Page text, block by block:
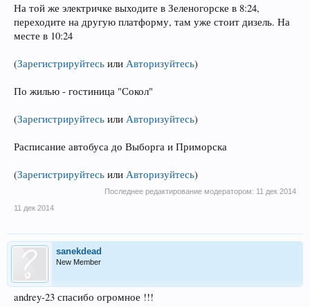
На той же электричке выходите в Зеленогорске в 8:24,
переходите на другую платформу, там уже стоит дизель. На
месте в 10:24
(Зарегистрируйтесь или Авторизуйтесь)
По жилью - гостиница "Сокол"
(Зарегистрируйтесь или Авторизуйтесь)
Расписание автобуса до Выборга и Приморска
(Зарегистрируйтесь или Авторизуйтесь)
Последнее редактирование модератором: 11 дек 2014
11 дек 2014
sanekdead
New Member
andrey-23 спасибо огромное !!!